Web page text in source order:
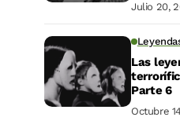
Julio 20,
Las
Parte 6
Octubre